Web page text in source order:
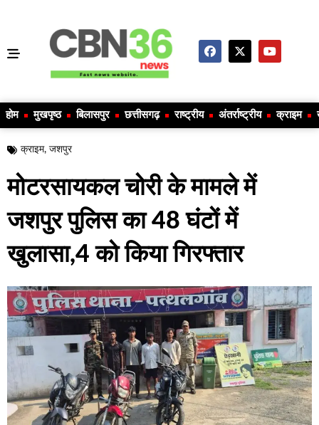
होम मुखपृष्ठ बिलासपुर छत्तीसगढ़ राष्ट्रीय अंतर्राष्ट्रीय क्राइम
क्राइम, जशपुर
मोटरसायकल चोरी के मामले में
जशपुर पुलिस का 48 घंटों में
खुलासा,4 को किया गिरफ्तार